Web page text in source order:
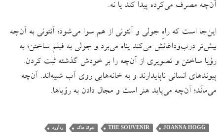
آن‌چه مصرف می‌کرده پیدا کند یا نه.
این‌جا است که راهِ جولی و آنتونی از هم سوا می‌شود؛ آنتونی به آن‌چه
بیش‌تر درب‌وداغانش می‌کند پناه می‌برد و جولی به فیلم ساختن؛ به
رؤیا ساختن و تصویری از آن‌چه را بر خودش گذشته ثبت کردن.
پیوندهای انسانی ناپایدارند و به خانه‌هایی روی آب شبیه‌اند. آن‌چه
می‌مانَد؛ آن‌چه می‌پاید هنر است و مجال دادن به رؤیاها.
JOANNA HOGG
THE SOUVENIR جوانا هاگ ره‌آورد